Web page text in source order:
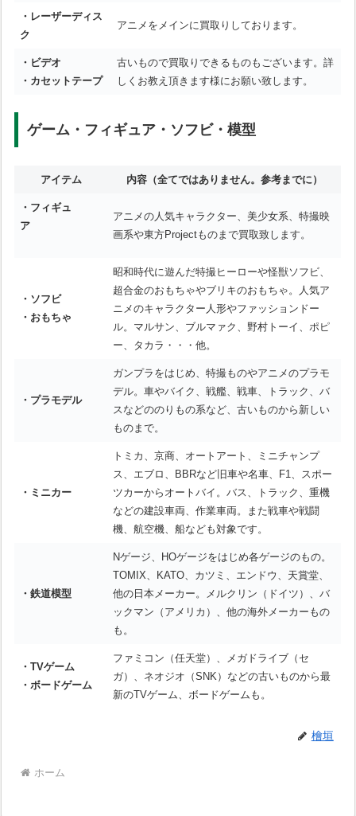
・レーザーディス
ク
アニメをメインに買取りしております。
・ビデオ
・カセットテープ
古いもので買取りできるものもございます。詳
しくお教え頂きます様にお願い致します。
ゲーム・フィギュア・ソフビ・模型
アイテム 内容（全てではありません。参考までに）
・フィギュ
ア
アニメの人気キャラクター、美少女系、特撮映
画系や東方Projectものまで買取致します。
・ソフビ
・おもちゃ
昭和時代に遊んだ特撮ヒーローや怪獣ソフビ、
超合金のおもちゃやブリキのおもちゃ。人気ア
ニメのキャラクター人形やファッションドー
ル。マルサン、ブルマァク、野村トーイ、ポピ
ー、タカラ・・・他。
・プラモデル
ガンプラをはじめ、特撮ものやアニメのプラモ
デル。車やバイク、戦艦、戦車、トラック、バ
スなどののりもの系など、古いものから新しい
ものまで。
・ミニカー
トミカ、京商、オートアート、ミニチャンプ
ス、エブロ、BBRなど旧車や名車、F1、スポー
ツカーからオートバイ。バス、トラック、重機
などの建設車両、作業車両。また戦車や戦闘
機、航空機、船なども対象です。
・鉄道模型
Nゲージ、HOゲージをはじめ各ゲージのもの。
TOMIX、KATO、カツミ、エンドウ、天賞堂、
他の日本メーカー。メルクリン（ドイツ）、バ
ックマン（アメリカ）、他の海外メーカーもの
も。
・TVゲーム
・ボードゲーム
ファミコン（任天堂）、メガドライブ（セ
ガ）、ネオジオ（SNK）などの古いものから最
新のTVゲーム、ボードゲームも。
檜垣
ホーム